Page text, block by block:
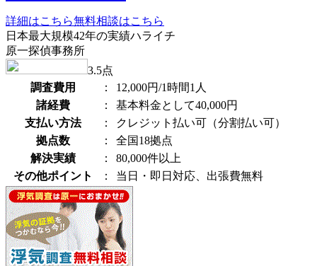
詳細はこちら無料相談はこちら
日本最大規模42年の実績ハライチ
原一探偵事務所
3.5点
調査費用
：
12,000円/1時間1人
諸経費
：
基本料金として40,000円
支払い方法
：
クレジット払い可（分割払い可）
拠点数
：
全国18拠点
解決実績
：
80,000件以上
その他ポイント
： 当日・即日対応、出張費無料